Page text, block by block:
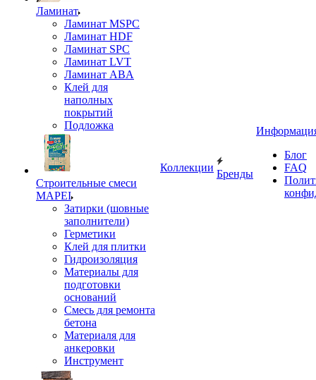
Ламинат
Ламинат MSPC
Ламинат HDF
Ламинат SPC
Ламинат LVT
Ламинат ABA
Клей для
наполных
покрытий
Подложка
Строительные смеси
MAPEI
Затирки (шовные
заполнители)
Герметики
Клей для плитки
Гидроизоляция
Материалы для
подготовки
оснований
Смесь для ремонта
бетона
Материаля для
анкеровки
Инструмент
Коллекции
Бренды
Блог
FAQ